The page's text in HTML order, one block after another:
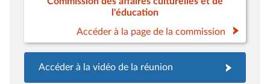
l'éducation
Accéder à la page de la commission
Accéder à la vidéo de la réunion